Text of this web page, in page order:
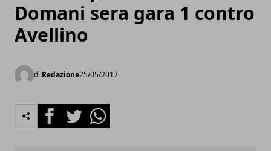
Domani sera gara 1 contro
Avellino
di Redazione25/05/2017
FacebookTwitterWhatsapp